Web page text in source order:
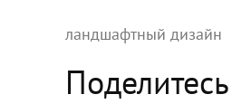
ландшафтный дизайн